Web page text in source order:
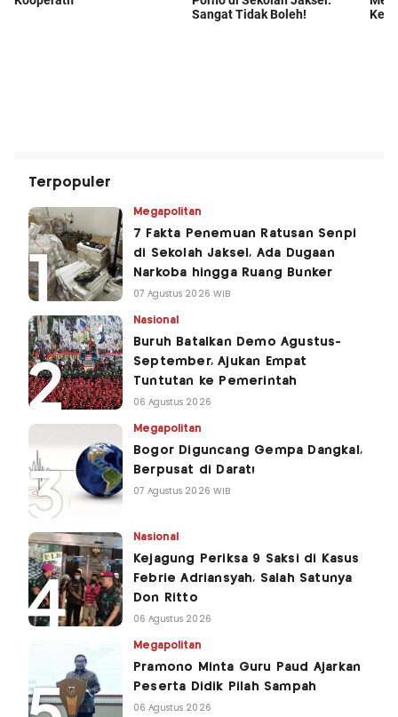
Terpopuler
Megapolitan
7 Fakta Penemuan Ratusan Senpi
di Sekolah Jaksel, Ada Dugaan
Narkoba hingga Ruang Bunker
07 Agustus 2026 WIB
Nasional
Buruh Batalkan Demo Agustus-
September, Ajukan Empat
Tuntutan ke Pemerintah
06 Agustus 2026
Megapolitan
Bogor Diguncang Gempa Dangkal,
Berpusat di Darat!
07 Agustus 2026 WIB
Nasional
Kejagung Periksa 9 Saksi di Kasus
Febrie Adriansyah, Salah Satunya
Don Ritto
06 Agustus 2026
Megapolitan
Pramono Minta Guru Paud Ajarkan
Peserta Didik Pilah Sampah
06 Agustus 2026